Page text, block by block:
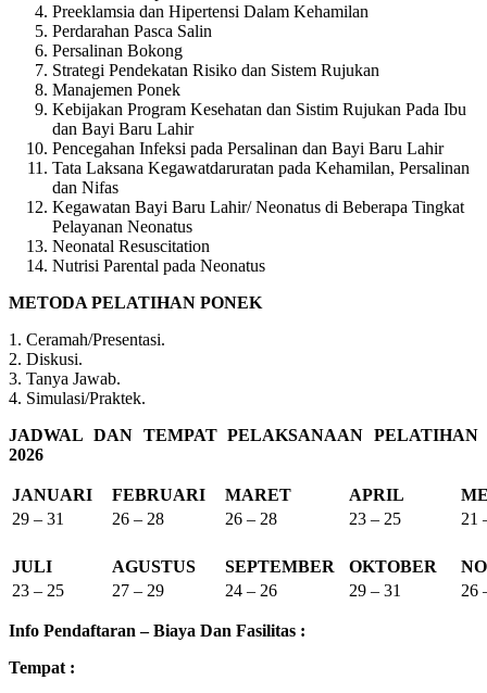
Preeklamsia dan Hipertensi Dalam Kehamilan
Perdarahan Pasca Salin
Persalinan Bokong
Strategi Pendekatan Risiko dan Sistem Rujukan
Manajemen Ponek
Kebijakan Program Kesehatan dan Sistim Rujukan Pada Ibu
dan Bayi Baru Lahir
Pencegahan Infeksi pada Persalinan dan Bayi Baru Lahir
Tata Laksana Kegawatdaruratan pada Kehamilan, Persalinan
dan Nifas
Kegawatan Bayi Baru Lahir/ Neonatus di Beberapa Tingkat
Pelayanan Neonatus
Neonatal Resuscitation
Nutrisi Parental pada Neonatus
METODA PELATIHAN PONEK
1. Ceramah/Presentasi.
2. Diskusi.
3. Tanya Jawab.
4. Simulasi/Praktek.
JADWAL DAN TEMPAT PELAKSANAAN PELATIHAN
2026
JANUARI FEBRUARI MARET APRIL
29 – 31
26 – 28 26 – 28 23 – 25 21
JULI AGUSTUS SEPTEMBER OKTOBER
23 – 25
27 – 29 24 – 26 29 – 31 26
Info Pendaftaran – Biaya Dan Fasilitas :
Tempat :